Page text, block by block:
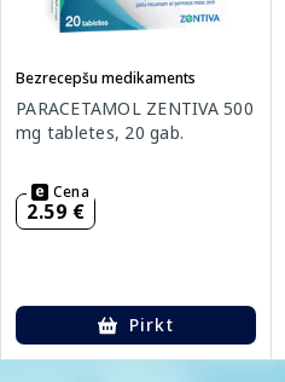
Bezrecepšu medikaments
PARACETAMOL ZENTIVA 500
mg tabletes, 20 gab.
Cena
2.59 €
Pirkt